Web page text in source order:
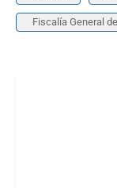
Fiscalía General